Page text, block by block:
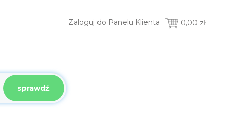
0,00 zł
Zaloguj do Panelu Klienta
sprawdź